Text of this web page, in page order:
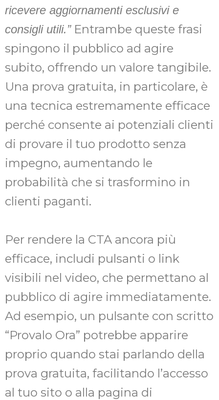
ricevere aggiornamenti esclusivi e
consigli utili.”Entrambe queste frasi
spingono il pubblico ad agire
subito, offrendo un valore tangibile.
Una prova gratuita, in particolare, è
una tecnica estremamente efficace
perché consente ai potenziali clienti
di provare il tuo prodotto senza
impegno, aumentando le
probabilità che si trasformino in
clienti paganti.
Per rendere la CTA ancora più
efficace, includi pulsanti o link
visibili nel video, che permettano al
pubblico di agire immediatamente.
Ad esempio, un pulsante con scritto
“Provalo Ora” potrebbe apparire
proprio quando stai parlando della
prova gratuita, facilitando l’accesso
al tuo sito o alla pagina di